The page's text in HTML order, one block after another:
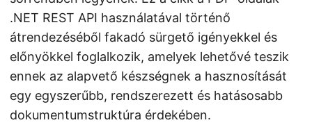
.NET REST API használatával történő
átrendezéséből fakadó sürgető igényekkel és
előnyökkel foglalkozik, amelyek lehetővé teszik
ennek az alapvető készségnek a hasznosítását
egy egyszerűbb, rendszerezett és hatásosabb
dokumentumstruktúra érdekében.